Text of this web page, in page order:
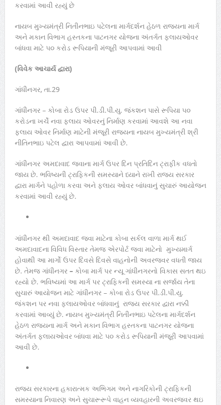
કરવામાં આવી રહ્યું છે
નાયબ મુખ્યમંત્રી નિતીનભાઇ પટેલના માર્ગદર્શન હેઠળ રાજ્યના માર્ગ
અને મકાન વિભાગ હસ્તકના પાટનગર યોજના અંતર્ગત ફ્લાયઓવર
બાંધવા માટે ૫૦ કરોડ રૂપિયાની મંજૂરી આપવામાં આવી
(વિવેક આચાર્ય દ્વારા)
ગાંધીનગર, તા.29
ગાંધીનગર – કોબા રોડ ઉપર પી.ડી.પી.યુ. જંકશન પાસે રૂપિયા ૫૦
કરોડના ખર્ચે નવા ફ્લાય ઓવરનું નિર્માણ કરવામાં આવશે આ નવા
ફલાય ઓવર નિર્માણ માટેની મંજૂરી રાજ્યના નાયબ મુખ્યમંત્રી શ્રી
નીતિનભાઇ પટેલ દ્વારા આપવામાં આવી છે.
ગાંધીનગર અમદાવાદ જવાના માર્ગ ઉપર દિન પ્રતિદિન ટ્રાફીક વધતો
જાય છે. ભવિષ્યની ટ્રાફિકની સમસ્યાને ધ્યાને રાખી રાજ્ય સરકાર
દ્વારા માર્ગને પહોળા કરવા અને ફ્લાય ઓવર બાંધવાનું સુચારું આયોજન
કરવામાં આવી રહ્યું છે.
ગાંધીનગર થી અમદાવાદ જવા માટેના કોબા સર્કલ વાળા માર્ગ થઈ
અમદાવાદના વિવિધ વિસ્તાર તેમજ એરપોર્ટ જવા માટેનો મુખ્યમાર્ગ
હોવાથી આ માર્ગો ઉપર દિવસે દિવસે વાહનોની અવરજવર વધતી જાય
છે. તેમજ ગાંધીનગર – કોબા માર્ગ પર ન્યૂ ગાંધીનગરનો વિકાસ સતત થઇ
રહ્યો છે. ભવિષ્યમાં આ માર્ગ પર ટ્રાફિકની સમસ્યા ના સર્જાય તેના
સુચારું આયોજન માટે ગાંધીનગર – કોબા રોડ ઉપર પી.ડી.પી.યુ.
જંકશન પર નવા ફ્લાયઓવર બાંધવાનું રાજ્ય સરકાર દ્વારા નક્કી
કરવામાં આવ્યું છે. નાયબ મુખ્યમંત્રી નિતીનભાઇ પટેલના માર્ગદર્શન
હેઠળ રાજ્યના માર્ગ અને મકાન વિભાગ હસ્તકના પાટનગર યોજના
અંતર્ગત ફ્લાયઓવર બાંધવા માટે ૫૦ કરોડ રૂપિયાની મંજૂરી આપવામાં
આવી છે.
રાજય સરકારના હકારાત્મક અભિગમ અને નાગરિકોની ટ્રાફિકની
સમસ્યાના નિવારણ અને સુચારૂરૂપે વાહન વ્યવહારની અવરજવર થઇ